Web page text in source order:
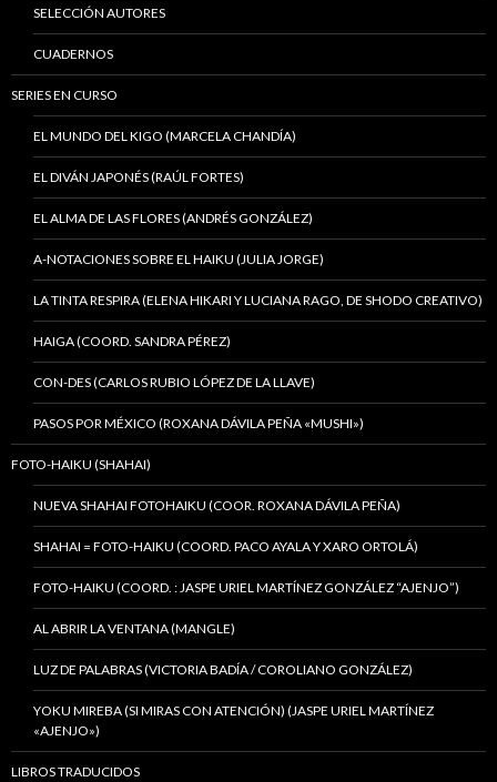
SELECCIÓN AUTORES
CUADERNOS
SERIES EN CURSO
EL MUNDO DEL KIGO (MARCELA CHANDÍA)
EL DIVÁN JAPONÉS (RAÚL FORTES)
EL ALMA DE LAS FLORES (ANDRÉS GONZÁLEZ)
A-NOTACIONES SOBRE EL HAIKU (JULIA JORGE)
LA TINTA RESPIRA (ELENA HIKARI Y LUCIANA RAGO, DE SHODO CREATIVO)
HAIGA (COORD. SANDRA PÉREZ)
CON-DES (CARLOS RUBIO LÓPEZ DE LA LLAVE)
PASOS POR MÉXICO (ROXANA DÁVILA PEÑA «MUSHI»)
FOTO-HAIKU (SHAHAI)
NUEVA SHAHAI FOTOHAIKU (COOR. ROXANA DÁVILA PEÑA)
SHAHAI = FOTO-HAIKU (COORD. PACO AYALA Y XARO ORTOLÁ)
FOTO-HAIKU (COORD. : JASPE URIEL MARTÍNEZ GONZÁLEZ “AJENJO”)
AL ABRIR LA VENTANA (MANGLE)
LUZ DE PALABRAS (VICTORIA BADÍA / COROLIANO GONZÁLEZ)
YOKU MIREBA (SI MIRAS CON ATENCIÓN) (JASPE URIEL MARTÍNEZ
«AJENJO»)
LIBROS TRADUCIDOS